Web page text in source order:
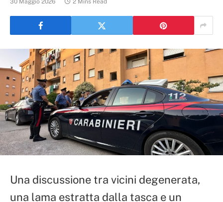
30 Maggio 2026 2 Mins Read
Una discussione tra vicini degenerata,
una lama estratta dalla tasca e un